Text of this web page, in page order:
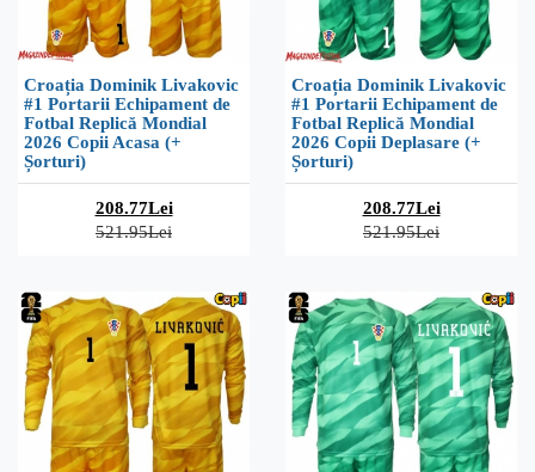
Croația Dominik Livakovic
#1 Portarii Echipament de
Fotbal Replică Mondial
2026 Copii Acasa (+
Șorturi)
208.77Lei
521.95Lei
Croația Dominik Livakovic
#1 Portarii Echipament de
Fotbal Replică Mondial
2026 Copii Deplasare (+
Șorturi)
208.77Lei
521.95Lei